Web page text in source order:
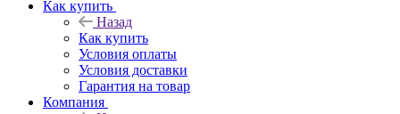
Как купить
Назад
Как купить
Условия оплаты
Условия доставки
Гарантия на товар
Компания